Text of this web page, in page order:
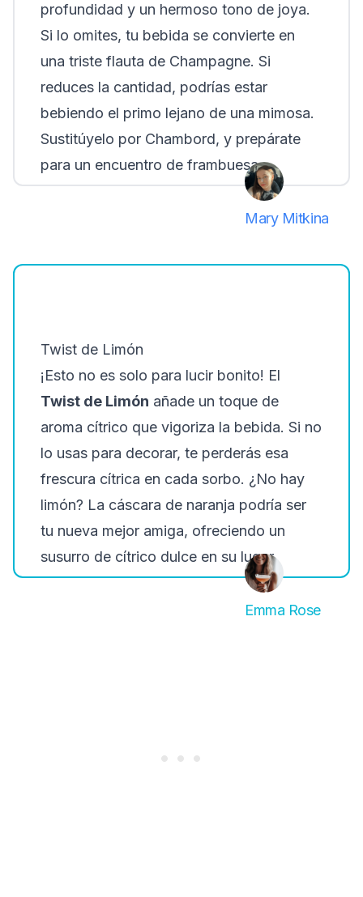
profundidad y un hermoso tono de joya.
Si lo omites, tu bebida se convierte en
una triste flauta de Champagne. Si
reduces la cantidad, podrías estar
bebiendo el primo lejano de una mimosa.
Sustitúyelo por Chambord, y prepárate
para un encuentro de frambuesa.
Mary Mitkina
Twist de Limón
¡Esto no es solo para lucir bonito! El
Twist de Limón añade un toque de
aroma cítrico que vigoriza la bebida. Si no
lo usas para decorar, te perderás esa
frescura cítrica en cada sorbo. ¿No hay
limón? La cáscara de naranja podría ser
tu nueva mejor amiga, ofreciendo un
susurro de cítrico dulce en su lugar.
Emma Rose